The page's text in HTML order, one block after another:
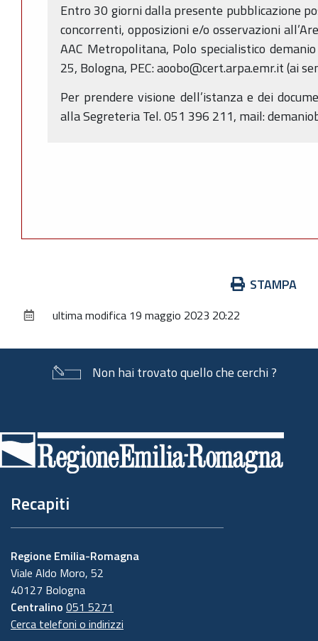
Entro 30 giorni dalla presente pubblicazione
concorrenti, opposizioni e/o osservazioni
AAC Metropolitana, Polo specialistico
25, Bologna, PEC: aoobo@cert.arpa.emr.it (ai
Per prendere visione dell’istanza e dei
alla Segreteria Tel. 051 396 211, mail:
documento
STAMPA
ultima modifica 19 maggio 2023 20:22
Non hai trovato quello che cerchi ?
di
pagina
Recapiti
Regione Emilia-Romagna
Viale Aldo Moro, 52
40127 Bologna
Centralino 051 5271
Cerca telefoni o indirizzi